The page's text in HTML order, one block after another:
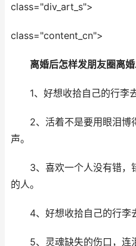
class="div_art_s">
class="content_cn">
离婚后怎样发朋友圈离
1、好想收拾自己的行李
2、活着不是要用眼泪博
声。
3、喜欢一个人没有错，
的人。
4、好想收拾自己的行李
5、灵魂缺失的伤口，连